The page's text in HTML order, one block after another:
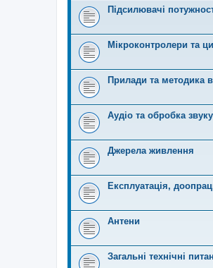
Підсилювачі
Мікроконтролери та
Прилади та методика
Аудіо та обробка звуку
Джерела живлення
Експлуатація,
Антени
Загальні технічні